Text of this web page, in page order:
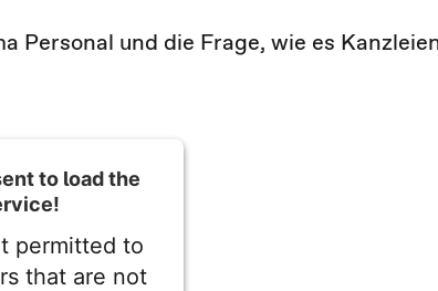
Personal und die Frage, wie es
to load the
permitted to
that are not